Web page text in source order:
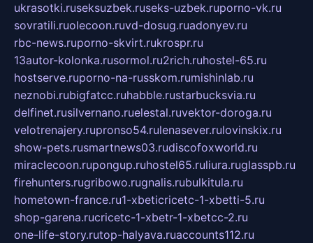
ukrasotki.ruseksuzbek.ruseks-uzbek.ruporno-vk.ru
sovratili.ruolecoon.ruvd-dosug.ruadonyev.ru
rbc-news.ruporno-skvirt.rukrospr.ru
13autor-kolonka.rusormol.ru2rich.ruhostel-65.ru
hostserve.ruporno-na-russkom.rumishinlab.ru
neznobi.rubigfatcc.ruhabble.rustarbucksvia.ru
delfinet.rusilvernano.ruelestal.ruvektor-doroga.ru
velotrenajery.rupronso54.rulenasever.rulovinskix.ru
show-pets.rusmartnews03.rudiscofoxworld.ru
miraclecoon.rupongup.ruhostel65.ruliura.ruglasspb.ru
firehunters.rugribowo.rugnalis.rubulkitula.ru
hometown-france.ru1-xbeticricetc-1-xbetti-5.ru
shop-garena.rucricetc-1-xbetr-1-xbetcc-2.ru
one-life-story.rutop-halyava.ruaccounts112.ru